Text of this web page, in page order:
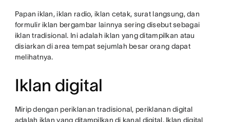
Papan iklan, iklan radio, iklan cetak, surat langsung, dan
formulir iklan bergambar lainnya sering disebut sebagai
iklan tradisional. Ini adalah iklan yang ditampilkan atau
disiarkan di area tempat sejumlah besar orang dapat
melihatnya.
Iklan digital
Mirip dengan periklanan tradisional, periklanan digital
adalah iklan yang ditampilkan di kanal digital. Iklan digital